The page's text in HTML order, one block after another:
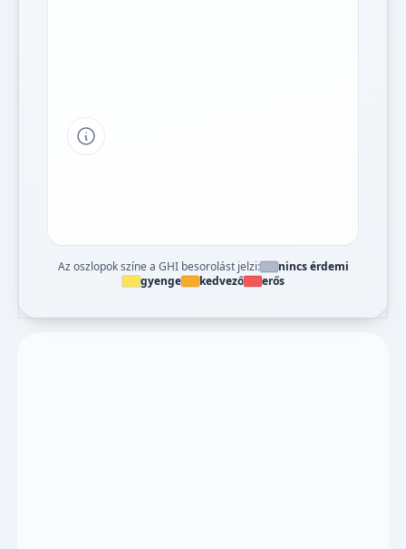
Tipp a grafikon jelmagyarázatához
Az oszlopok színe a GHI besorolást jelzi:
nincs érdemi
gyenge
kedvező erős